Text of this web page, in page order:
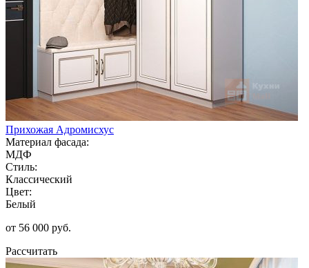
Прихожая Адромисхус
Материал фасада:
МДФ
Стиль:
Классический
Цвет:
Белый
от 56 000 руб.
Рассчитать